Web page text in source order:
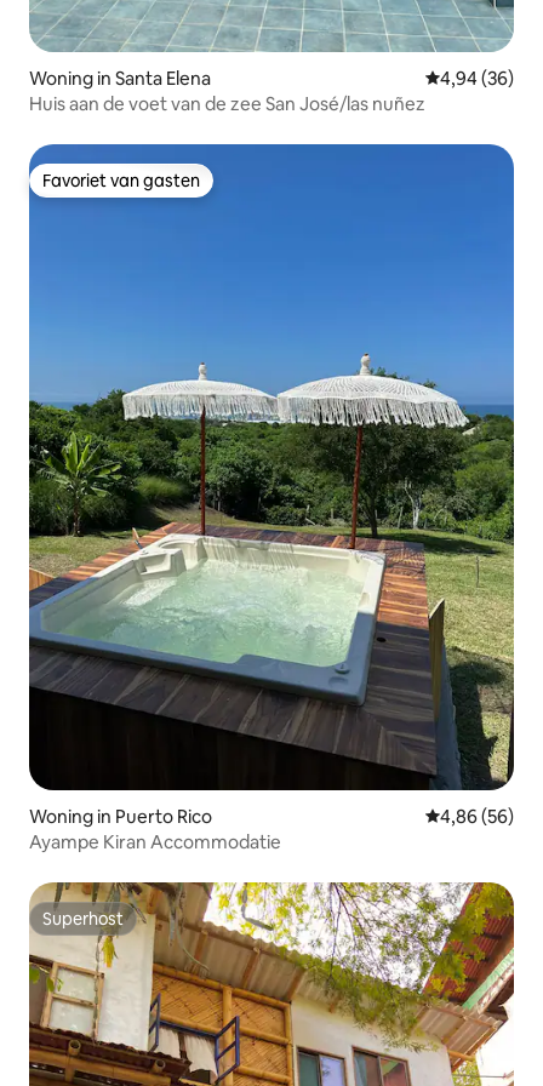
Woning in Santa Elena Gemiddelde
4,94 (36)
Huis aan de voet van de zee San José/las nuñez
Favoriet van gasten
Favoriet van gasten
Woning in Puerto Rico Gemiddelde
4,86 (56)
Ayampe Kiran Accommodatie
Superhost
Superhost